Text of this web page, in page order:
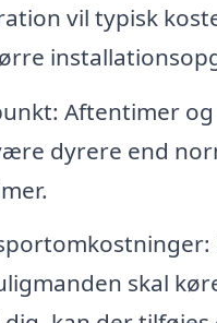
vil typisk
Aftentimer
dyrere end
skal